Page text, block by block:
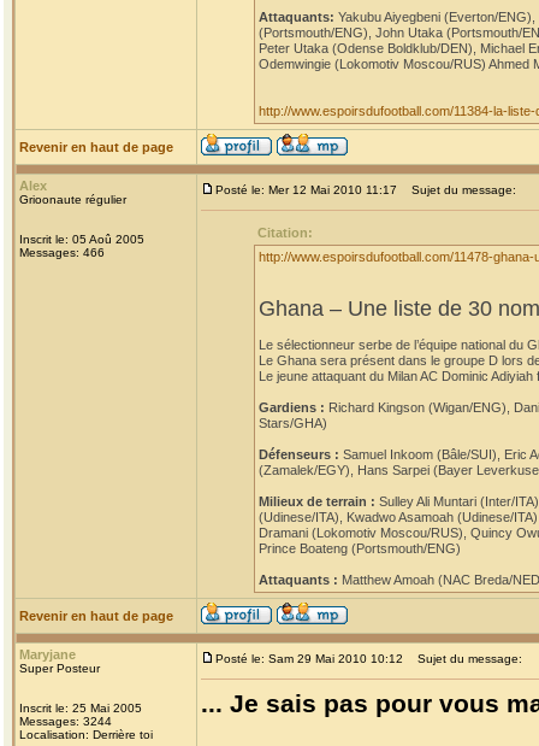
Attaquants: Yakubu Aiyegbeni (Everton/
(Portsmouth/ENG), John Utaka (Portsmouth/
Peter Utaka (Odense Boldklub/DEN), Michael
Odemwingie (Lokomotiv Moscou/RUS) Ahmed
http://www.espoirsdufootball.com/11384-la-
Revenir en haut de page
Alex
Grioonaute régulier
Inscrit le: 05 Aoû 2005
Messages: 466
Posté le: Mer 12 Mai 2010 11:17 Sujet du message:
Citation:
http://www.espoirsdufootball.com/11478-
Ghana – Une liste de 30
Le sélectionneur serbe de l’équipe national du
Le Ghana sera présent dans le groupe D lors
Le jeune attaquant du Milan AC Dominic
Gardiens : Richard Kingson (Wigan/ENG),
Stars/GHA)
Défenseurs : Samuel Inkoom (Bâle/SUI), Eric
(Zamalek/EGY), Hans Sarpei (Bayer
Milieux de terrain : Sulley Ali Muntari (Inter/
(Udinese/ITA), Kwadwo Asamoah (Udinese/
Dramani (Lokomotiv Moscou/RUS), Quincy
Prince Boateng (Portsmouth/ENG)
Attaquants : Matthew Amoah (NAC Breda/
Revenir en haut de page
Maryjane
Super Posteur
Inscrit le: 25 Mai 2005
Messages: 3244
Localisation: Derrière toi
Posté le: Sam 29 Mai 2010 10:12 Sujet du message:
... Je sais pas pour vous